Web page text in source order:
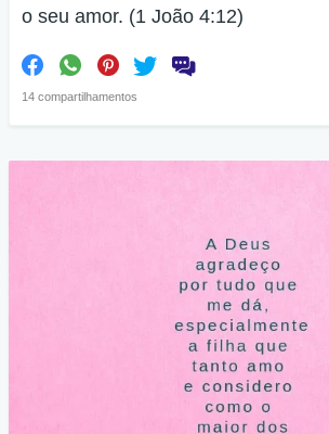
o seu amor. (1 João 4:12)
14 compartilhamentos